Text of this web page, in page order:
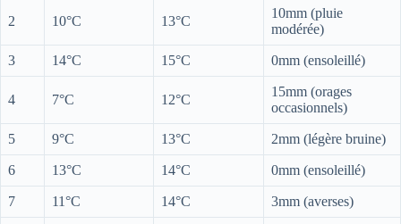
2 10°C 13°C
10mm (pluie
modérée)
3 14°C 15°C 0mm (ensoleillé)
4 7°C 12°C
15mm (orages
occasionnels)
5 9°C 13°C 2mm (légère bruine)
6 13°C 14°C 0mm (ensoleillé)
7 11°C 14°C 3mm (averses)